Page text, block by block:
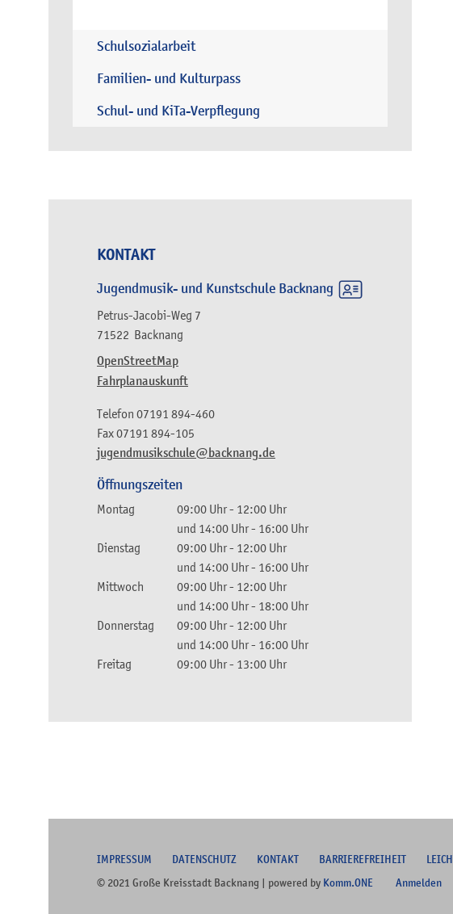
Schulsozialarbeit
Familien- und Kulturpass
Schul- und KiTa-Verpflegung
KONTAKT
Jugendmusik- und Kunstschule Backnang
Petrus-Jacobi-Weg 7
71522 Backnang
OpenStreetMap
Fahrplanauskunft
jugendmusikschule@backnang.de
Telefon 07191 894-460
Fax07191 894-105
Öffnungszeiten
Montag 09:00 Uhr- 12:00 Uhr
und 14:00 Uhr- 16:00 Uhr
Dienstag
09:00 Uhr- 12:00 Uhr
und 14:00 Uhr- 16:00 Uhr
Mittwoch
09:00 Uhr- 12:00 Uhr
und 14:00 Uhr- 18:00 Uhr
Donnerstag
09:00 Uhr- 12:00 Uhr
und 14:00 Uhr- 16:00 Uhr
Freitag
09:00 Uhr- 13:00 Uhr
IMPRESSUM DATENSCHUTZ KONTAKT BARRIEREFREIHEIT L
© 2021 Große Kreisstadt Backnang | powered by Komm.ONE Anmelden